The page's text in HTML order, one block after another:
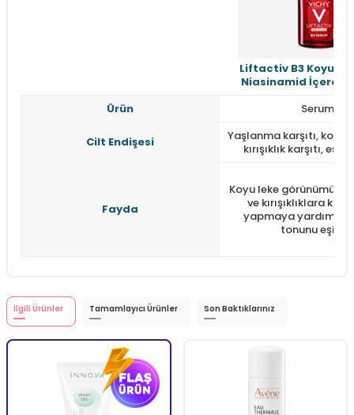
Liftactiv B3 Koyu
Niasinamid İçeren
Ürün
Serum
Cilt Endişesi
Yaşlanma karşıtı, koyu
kırışıklık karşıtı, eşit
Fayda
Koyu leke görünümünü
ve kırışıklıklara
yapmaya yardımcı
tonunu eşitler.
İlgili Ürünler Tamamlayıcı Ürünler Son Baktıklarınız